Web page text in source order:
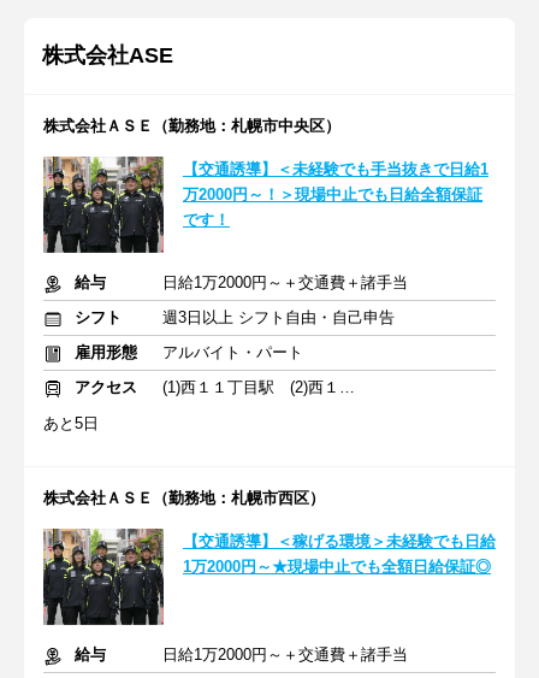
株式会社ASE
株式会社ＡＳＥ（勤務地：札幌市中央区）
【交通誘導】＜未経験でも手当抜きで日給1
万2000円～！＞現場中止でも日給全額保証
です！
給与
日給1万2000円～＋交通費＋諸手当
シフト
週3日以上 シフト自由・自己申告
雇用形態
アルバイト・パート
アクセス
(1)西１１丁目駅 (2)西１１丁目駅
あと5日
株式会社ＡＳＥ（勤務地：札幌市西区）
【交通誘導】＜稼げる環境＞未経験でも日給
1万2000円～★現場中止でも全額日給保証◎
給与
日給1万2000円～＋交通費＋諸手当